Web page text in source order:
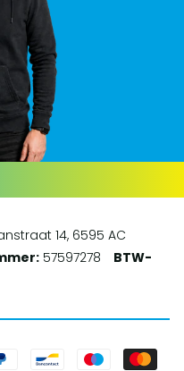
14, 6595 AC
57597278
BTW-